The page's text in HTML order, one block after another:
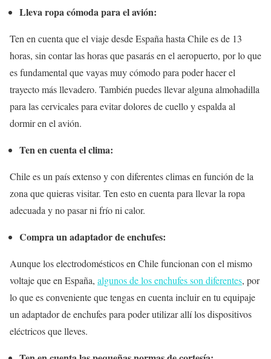
Lleva ropa cómoda para el avión:
Ten en cuenta que el viaje desde España hasta Chile es de 13
horas, sin contar las horas que pasarás en el aeropuerto, por lo que
es fundamental que vayas muy cómodo para poder hacer el
trayecto más llevadero. También puedes llevar alguna almohadilla
para las cervicales para evitar dolores de cuello y espalda al
dormir en el avión.
Ten en cuenta el clima:
Chile es un país extenso y con diferentes climas en función de la
zona que quieras visitar. Ten esto en cuenta para llevar la ropa
adecuada y no pasar ni frío ni calor.
Compra un adaptador de enchufes:
Aunque los electrodomésticos en Chile funcionan con el mismo
voltaje que en España, algunos de los enchufes son diferentes, por
lo que es conveniente que tengas en cuenta incluir en tu equipaje
un adaptador de enchufes para poder utilizar allí los dispositivos
eléctricos que lleves.